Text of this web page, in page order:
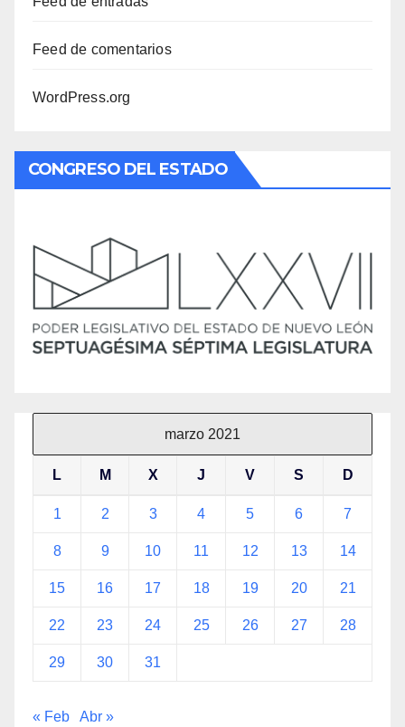
Feed de comentarios
WordPress.org
CONGRESO DEL ESTADO
marzo 2021
L M X J V S D
1 2 3 4 5 6 7
8 9 10 11 12 13 14
15 16 17 18 19 20 21
22 23 24 25 26 27 28
29 30 31
« Feb Abr »